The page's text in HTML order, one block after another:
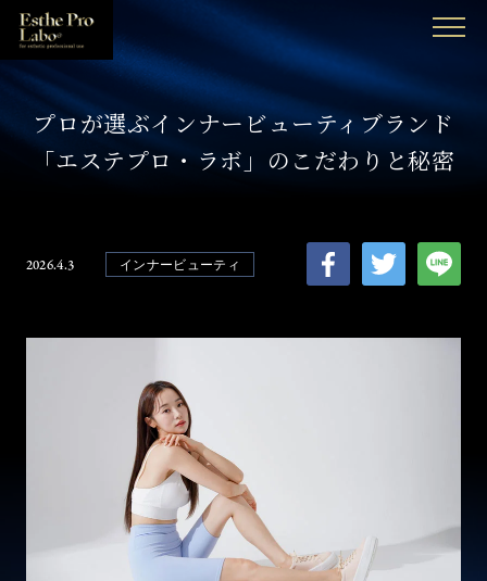
MENU
プロが選ぶインナービューティブランド
「エステプロ・ラボ」のこだわりと秘密
2026.4.3 インナービューティ